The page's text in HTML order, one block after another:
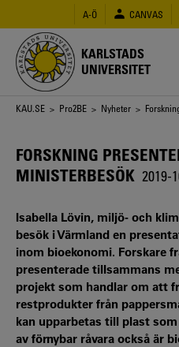
huvudinnehåll
A-Ö CANVAS
KARLSTADS
UNIVERSITET
Länkstig
KAU.SE > Pro2BE > Nyheter >
FORSKNING
MINISTERBESÖK 2019-
Isabella Lövin, miljö- och
besök i Värmland en
inom bioekonomi. Forskare
presenterade tillsammans
projekt som handlar om att
restprodukter från
kan upparbetas till plast
av förnybar råvara också är